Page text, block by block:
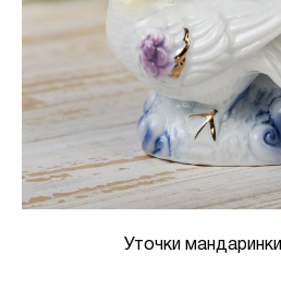
Уточки